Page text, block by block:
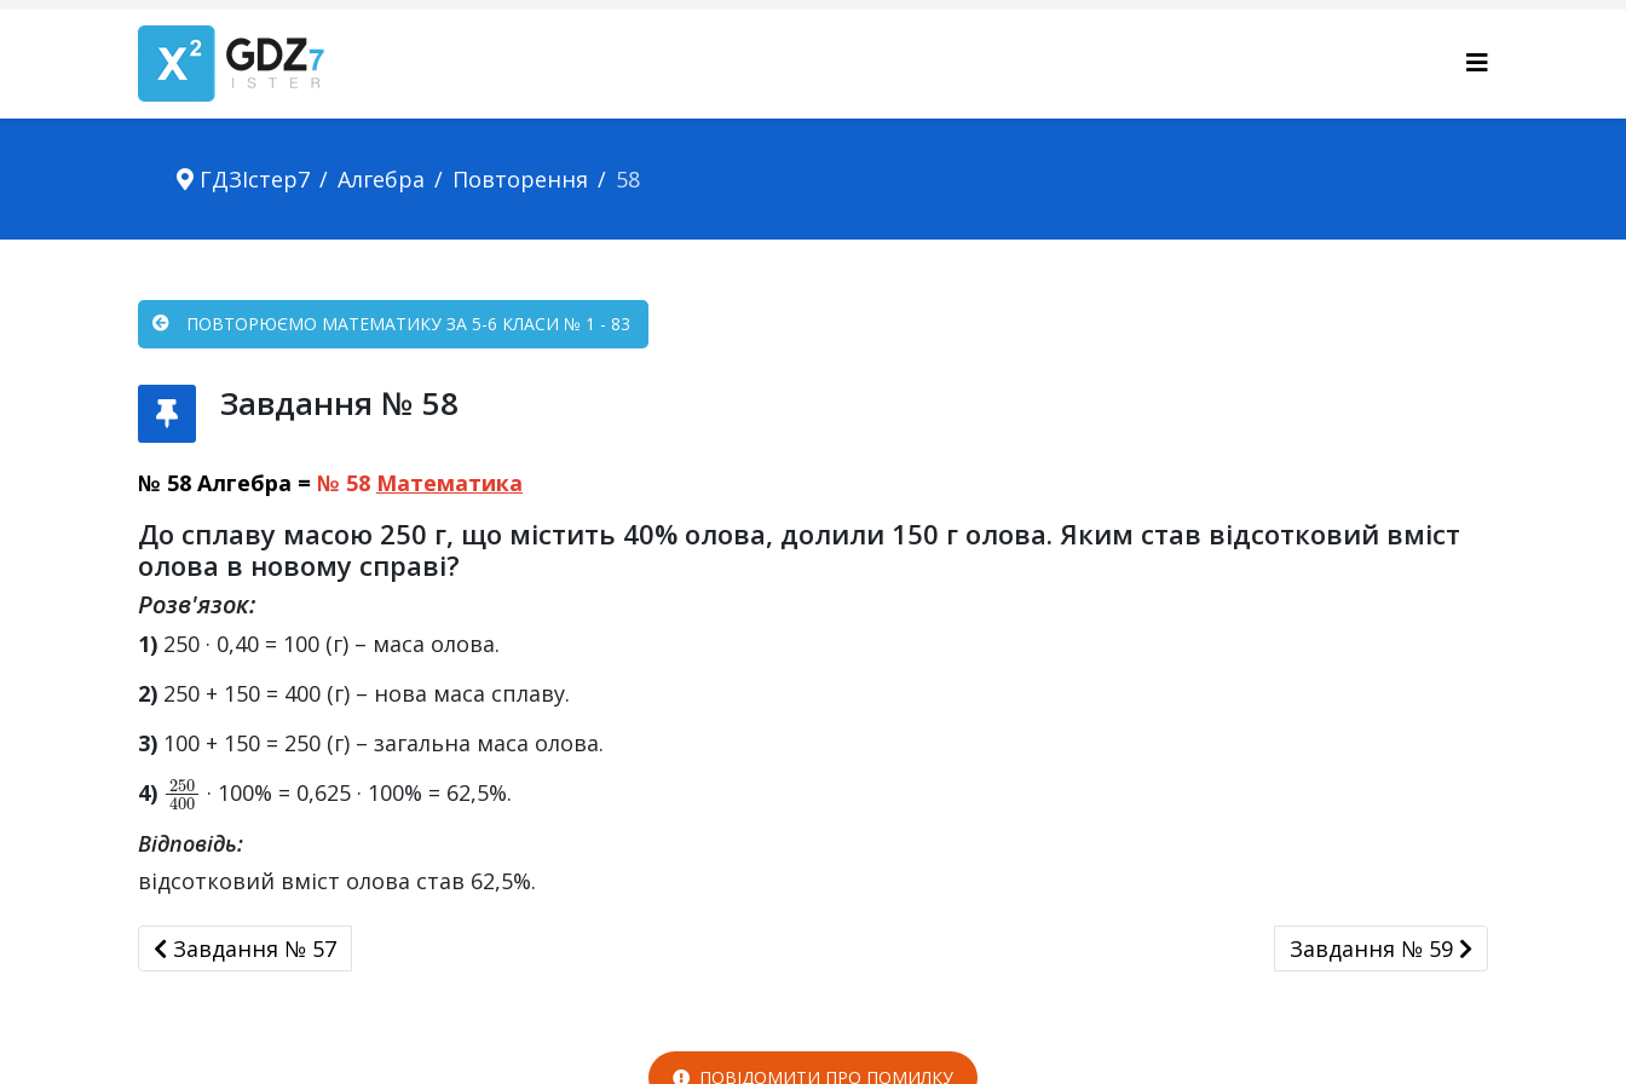
ГДЗІстер7 Алгебра Повторення 58
ПОВТОРЮЄМО МАТЕМАТИКУ ЗА 5-6 КЛАСИ № 1 - 83
Завдання № 58
№ 58 Алгебра = № 58 Математика
До сплаву масою 250 г, що містить 40% олова, долили 150 г олова. Яким став відсотковий вміст
олова в новому справі?
Розв'язок:
1) 250 · 0,40 = 100 (г) – маса олова.
2) 250 + 150 = 400 (г) – нова маса сплаву.
3) 100 + 150 = 250 (г) – загальна маса олова.
4) 250 · 100% = 0,625 · 100% = 62,5%.
Відповідь:
відсотковий вміст олова став 62,5%.
Завдання № 57
Завдання № 57 Завдання № 59
Завдання № 59
ПОВІДОМИТИ ПРО ПОМИЛКУ